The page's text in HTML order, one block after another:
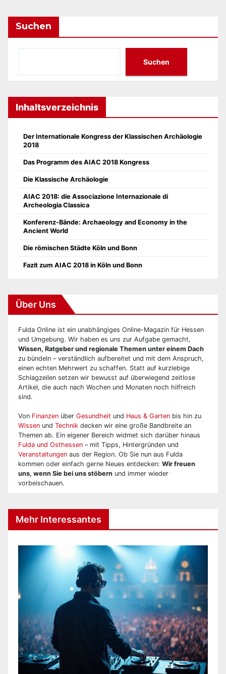
Suchen
Suchen
Inhaltsverzeichnis
Der Internationale Kongress der Klassischen Archäologie
2018
Das Programm des AIAC 2018 Kongress
Die Klassische Archäologie
AIAC 2018: die Associazione Internazionale di
Archeologia Classica
Konferenz-Bände: Archaeology and Economy in the
Ancient World
Die römischen Städte Köln und Bonn
Fazit zum AIAC 2018 in Köln und Bonn
Über Uns
Fulda Online ist ein unabhängiges Online-Magazin für Hessen
und Umgebung. Wir haben es uns zur Aufgabe gemacht,
Wissen, Ratgeber und regionale Themen unter einem Dach
zu bündeln – verständlich aufbereitet und mit dem Anspruch,
einen echten Mehrwert zu schaffen. Statt auf kurzlebige
Schlagzeilen setzen wir bewusst auf überwiegend zeitlose
Artikel, die auch nach Wochen und Monaten noch hilfreich
sind.
Von Finanzen über Gesundheit und Haus & Garten bis hin zu
Wissen und Technik decken wir eine große Bandbreite an
Themen ab. Ein eigener Bereich widmet sich darüber hinaus
Fulda und Osthessen – mit Tipps, Hintergründen und
Veranstaltungen aus der Region. Ob Sie nun aus Fulda
kommen oder einfach gerne Neues entdecken: Wir freuen
uns, wenn Sie bei uns stöbern und immer wieder
vorbeischauen.
Mehr Interessantes